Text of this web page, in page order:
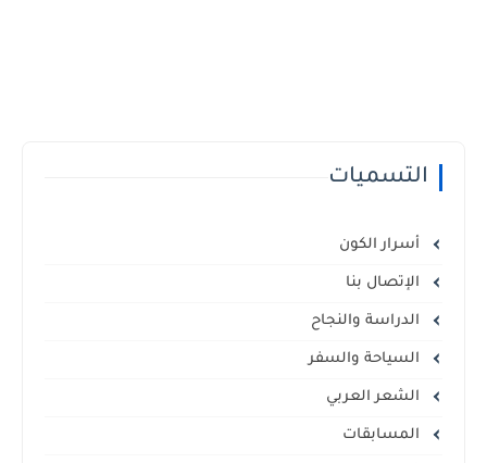
التسميات
أسرار الكون
الإتصال بنا
الدراسة والنجاح
السياحة والسفر
الشعر العربي
المسابقات